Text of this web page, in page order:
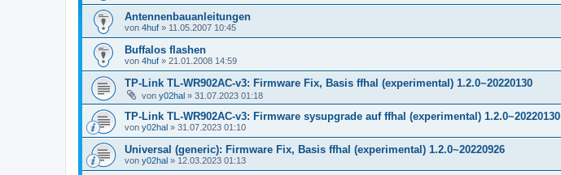
Antennenbauanleitungen
von 4huf » 11.05.2007 10:45
Buffalos flashen
von 4huf » 21.01.2008 14:59
TP-Link TL-WR902AC-v3: Firmware Fix, Basis ffhal (experimental) 1.2.0~20220130
von y02hal » 31.07.2023 01:18
TP-Link TL-WR902AC-v3: Firmware sysupgrade auf ffhal (experimental) 1.2.0~20220130
von y02hal » 31.07.2023 01:10
Universal (generic): Firmware Fix, Basis ffhal (experimental) 1.2.0~20220926
von y02hal » 12.03.2023 01:13